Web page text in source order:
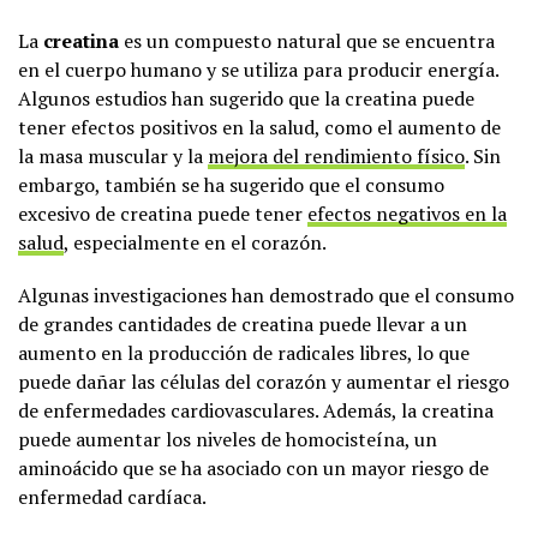
La creatina es un compuesto natural que se encuentra
en el cuerpo humano y se utiliza para producir energía.
Algunos estudios han sugerido que la creatina puede
tener efectos positivos en la salud, como el aumento de
la masa muscular y la mejora del rendimiento físico. Sin
embargo, también se ha sugerido que el consumo
excesivo de creatina puede tener efectos negativos en la
salud, especialmente en el corazón.
Algunas investigaciones han demostrado que el consumo
de grandes cantidades de creatina puede llevar a un
aumento en la producción de radicales libres, lo que
puede dañar las células del corazón y aumentar el riesgo
de enfermedades cardiovasculares. Además, la creatina
puede aumentar los niveles de homocisteína, un
aminoácido que se ha asociado con un mayor riesgo de
enfermedad cardíaca.